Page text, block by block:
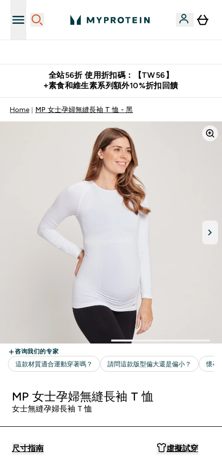
全站56折 使用折扣碼：【TW56】
+素食和維生素系列額外10%折扣回饋
Home MP 女士孕婦無縫長袖 T 恤 - 黑
MP 女士孕婦無縫長袖 T 恤
女士無縫孕婦長袖 T 恤
尺寸指南 虛擬試穿